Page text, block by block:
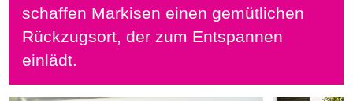
schaffen Markisen einen gemütlichen
Rückzugsort, der zum Entspannen
einlädt.